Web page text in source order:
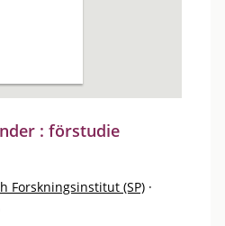
: förstudie
Forskningsinstitut (SP) ·